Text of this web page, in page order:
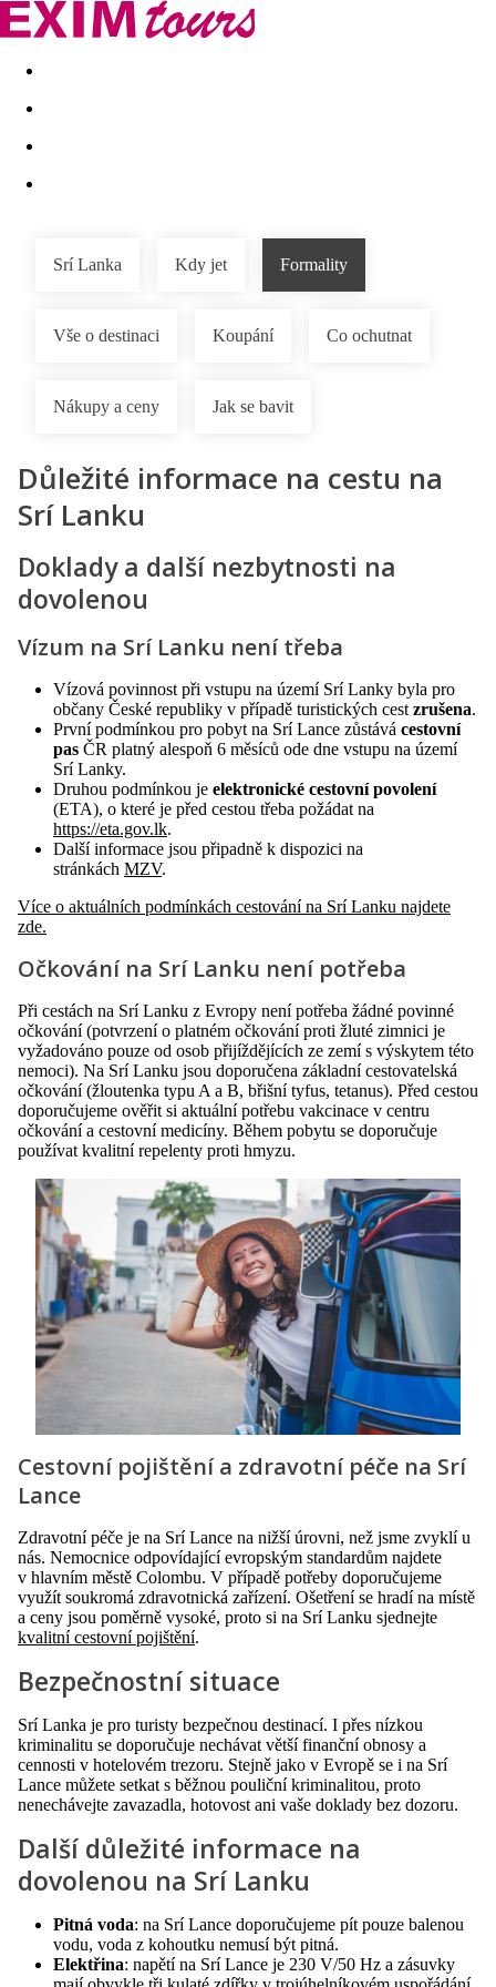
Akční nabídky Last minute
Srí Lanka Kdy jet Formality
Vše o destinaci Koupání Co ochutnat
Nákupy a ceny Jak se bavit
Důležité informace na cestu na
Srí Lanku
Doklady a další nezbytnosti na
dovolenou
Vízum na Srí Lanku není třeba
Vízová povinnost při vstupu na území Srí Lanky byla pro
občany České republiky v případě turistických cest zrušena.
První podmínkou pro pobyt na Srí Lance zůstává cestovní
pas ČR platný alespoň 6 měsíců ode dne vstupu na území
Srí Lanky.
Druhou podmínkou je elektronické cestovní povolení
(ETA), o které je před cestou třeba požádat na
https://eta.gov.lk.
Další informace jsou připadně k dispozici na
stránkách MZV.
Více o aktuálních podmínkách cestování na Srí Lanku najdete
zde.
Očkování na Srí Lanku není potřeba
Při cestách na Srí Lanku z Evropy není potřeba žádné povinné
očkování (potvrzení o platném očkování proti žluté zimnici je
vyžadováno pouze od osob přijíždějících ze zemí s výskytem této
nemoci). Na Srí Lanku jsou doporučena základní cestovatelská
očkování (žloutenka typu A a B, břišní tyfus, tetanus). Před cestou
doporučujeme ověřit si aktuální potřebu vakcinace v centru
očkování a cestovní medicíny. Během pobytu se doporučuje
používat kvalitní repelenty proti hmyzu.
Cestovní pojištění a zdravotní péče na Srí
Lance
Zdravotní péče je na Srí Lance na nižší úrovni, než jsme zvyklí u
nás. Nemocnice odpovídající evropským standardům najdete
v hlavním městě Colombu. V případě potřeby doporučujeme
využít soukromá zdravotnická zařízení. Ošetření se hradí na místě
a ceny jsou poměrně vysoké, proto si na Srí Lanku sjednejte
kvalitní cestovní pojištění.
Bezpečnostní situace
Srí Lanka je pro turisty bezpečnou destinací. I přes nízkou
kriminalitu se doporučuje nechávat větší finanční obnosy a
cennosti v hotelovém trezoru. Stejně jako v Evropě se i na Srí
Lance můžete setkat s běžnou pouliční kriminalitou, proto
nenechávejte zavazadla, hotovost ani vaše doklady bez dozoru.
Další důležité informace na
dovolenou na Srí Lanku
Pitná voda: na Srí Lance doporučujeme pít pouze balenou
vodu, voda z kohoutku nemusí být pitná.
Elektřina: napětí na Srí Lance je 230 V/50 Hz a zásuvky